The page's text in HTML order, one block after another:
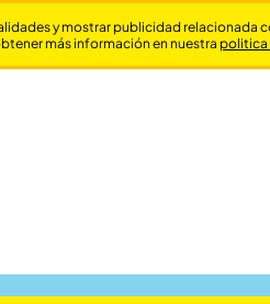
y mostrar publicidad relacionada
más información en nuestra politica